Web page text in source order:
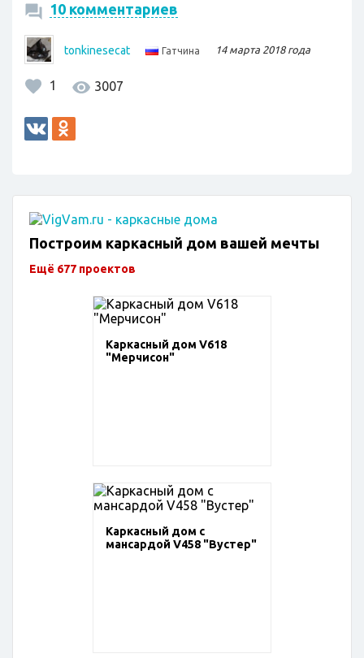
10 комментариев
tonkinesecat Гатчина 14 марта 2018 года
1 3007
Построим каркасный дом вашей мечты
Ещё 677 проектов
Каркасный дом V618
"Мерчисон"
Каркасный дом с
мансардой V458 "Вустер"